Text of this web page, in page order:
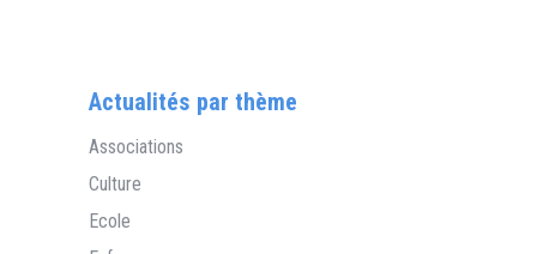
Actualités par thème
Associations
Culture
Ecole